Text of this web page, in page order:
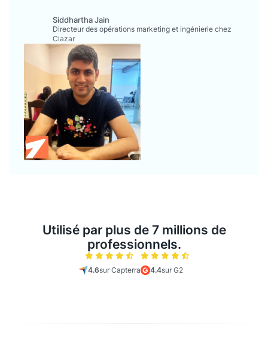
Siddhartha Jain
Directeur des opérations marketing et ingénierie chez
Clazar
Utilisé par plus de 7 millions de
professionnels.
4.6sur Capterra 4.4sur G2